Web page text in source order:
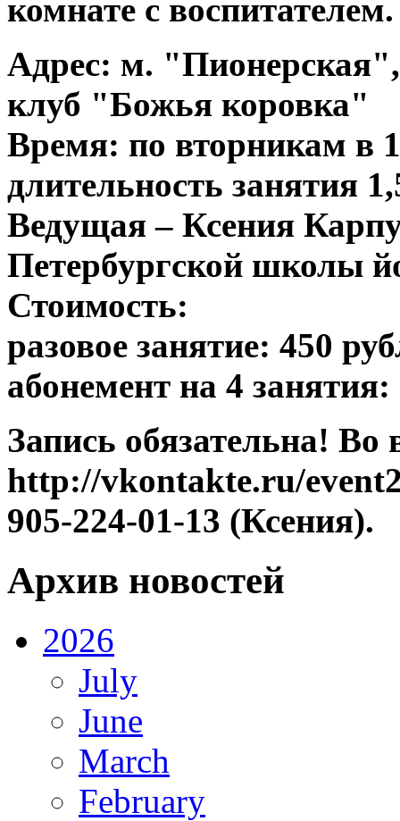
комнате с
Адрес: м.
клуб "Божья коровка"
Время: по вторникам в
длительность занятия
Ведущая – Ксения
Петербургской школы
Стоимость:
разовое занятие: 450
абонемент на 4 занятия:
Запись обязательна! Во
http://vkontakte.ru/
905-224-01-13 (Ксения).
Архив новостей
2026
July
June
March
February